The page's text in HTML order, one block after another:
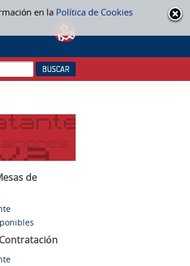
en la Política de Cookies
de